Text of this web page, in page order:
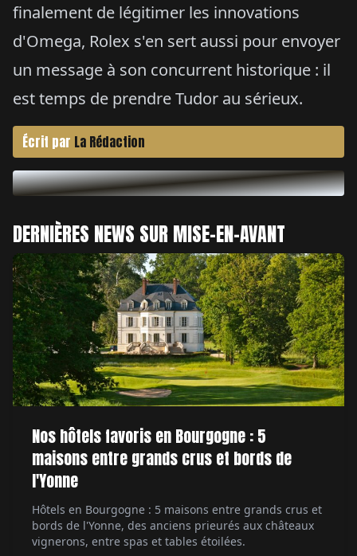
finalement de légitimer les innovations
d'Omega, Rolex s'en sert aussi pour envoyer
un message à son concurrent historique : il
est temps de prendre Tudor au sérieux.
Écrit par La Rédaction
DERNIÈRES NEWS SUR MISE-EN-AVANT
Nos hôtels favoris en Bourgogne : 5
maisons entre grands crus et bords de
l'Yonne
Hôtels en Bourgogne : 5 maisons entre grands crus et
bords de l'Yonne, des anciens prieurés aux châteaux
vignerons, entre spas et tables étoilées.